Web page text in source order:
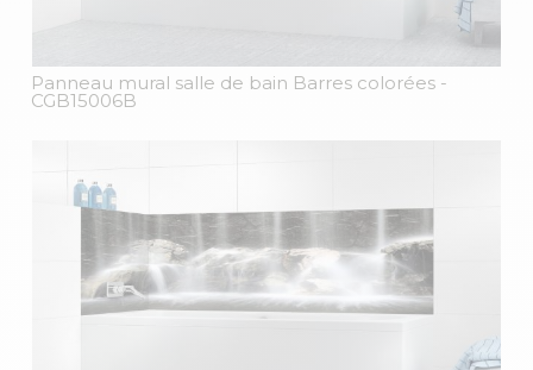
Panneau mural salle de bain Barres colorées -
CGB15006B